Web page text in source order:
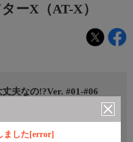
ました[error]
ーX（AT-X）
夫なの!?Ver. #01-#06
X）